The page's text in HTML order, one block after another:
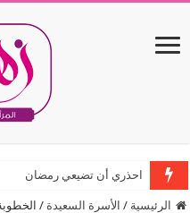
احذري أن تضيعي رمضان
الرئيسية / الأسرة السعيدة /